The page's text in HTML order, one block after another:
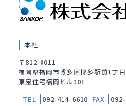
本社
〒812-0011
福岡県福岡市博多区博多駅前1丁
東宝住宅福岡ビル10F
TEL
092-414-6610 FAX